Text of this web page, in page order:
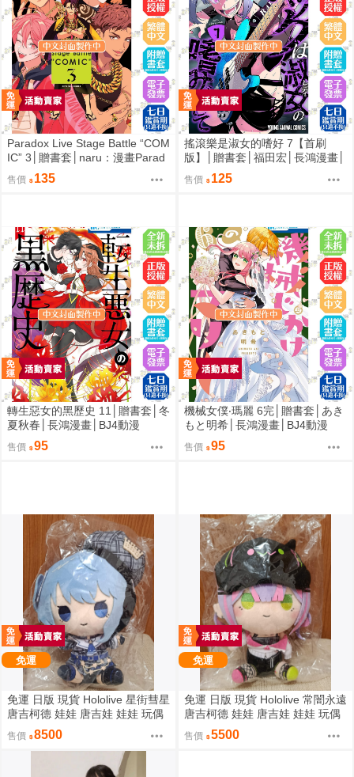
Paradox Live Stage Battle “COM
IC” 3│贈書套│naru：漫畫Parad
ox Live：原作avex pictures,ジー
クレスト：監修│長鴻漫畫│BJ4
售價 135
搖滾樂是淑女的嗜好 7【首刷
版】│贈書套│福田宏│長鴻漫畫│
BJ4動漫
售價 125
轉生惡女的黑歷史 11│贈書套│冬
夏秋春│長鴻漫畫│BJ4動漫
售價 95
機械女僕‧瑪麗 6完│贈書套│あき
もと明希│長鴻漫畫│BJ4動漫
售價 95
免運
免運 日版 現貨 Hololive 星街彗星
唐吉柯德 娃娃 唐吉娃 娃娃 玩偶
ドン・キホーテ もちどる 星街す
いせい
售價 8500
免運
免運 日版 現貨 Hololive 常闇永遠
唐吉柯德 娃娃 唐吉娃 娃娃 玩偶
ドン・キホーテ もちどる 常闇ト
ワ
售價 5500